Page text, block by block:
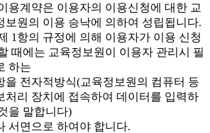
용계약은 이용자의 이용신청에 대한 교
보원의 이용 승낙에 의하여 성립됩니다.
1항의 규정에 의해 이용자가 이용 신청
때에는 교육정보원이 이용자 관리시 필
하는
을 전자적방식(교육정보원의 컴퓨터 등
처리 장치에 접속하여 데이터를 입력하
을 말합니다)
서면으로 하여야 합니다.